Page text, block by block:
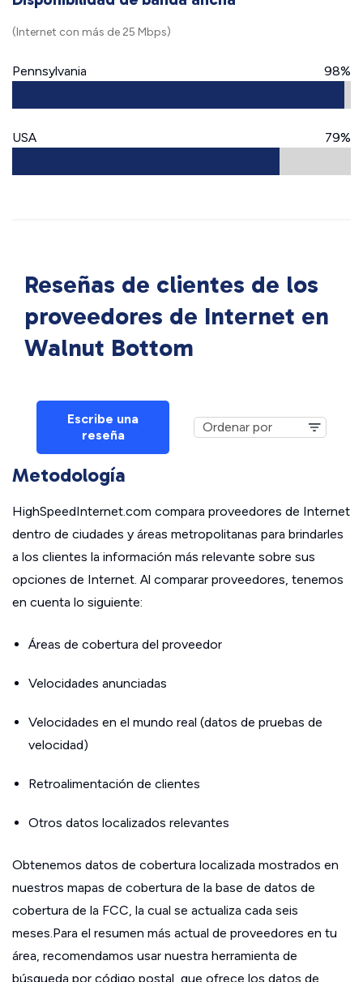
(Internet con más de 25 Mbps)
Pennsylvania 98%
USA 79%
Reseñas de clientes de los
proveedores de Internet en
Walnut Bottom
Escribe una
reseña
Metodología
HighSpeedInternet.com compara proveedores de Internet
dentro de ciudades y áreas metropolitanas para brindarles
a los clientes la información más relevante sobre sus
opciones de Internet. Al comparar proveedores, tenemos
en cuenta lo siguiente:
Áreas de cobertura del proveedor
Velocidades anunciadas
Velocidades en el mundo real (datos de pruebas de
velocidad)
Retroalimentación de clientes
Otros datos localizados relevantes
Obtenemos datos de cobertura localizada mostrados en
nuestros mapas de cobertura de la base de datos de
cobertura de la FCC, la cual se actualiza cada seis
meses.Para el resumen más actual de proveedores en tu
área, recomendamos usar nuestra herramienta de
búsqueda por código postal, que ofrece los datos de